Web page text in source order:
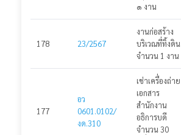
๑ งาน
178 23/2567
งานก่อสร้าง
บริเวณที่ทิ้งดิน
จำนวน 1 งาน
177
อว
0601.0102/
งด.310
เช่าเครื่องถ่าย
เอกสาร
สำนักงาน
อธิการบดี
จำนวน 30